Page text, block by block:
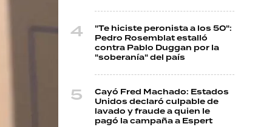
"Te hiciste peronista a los 50":
Pedro Rosemblat estalló
contra Pablo Duggan por la
"soberanía" del país
Cayó Fred Machado: Estados
Unidos declaró culpable de
lavado y fraude a quien le
pagó la campaña a Espert